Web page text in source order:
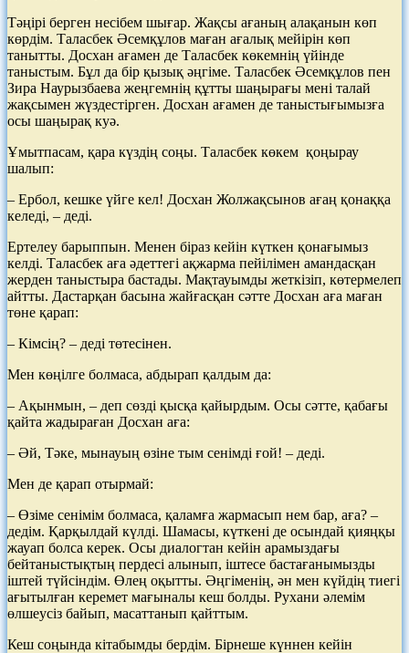
Тәңірі берген несібем шығар. Жақсы ағаның алақанын көп
көрдім. Таласбек Әсемқұлов маған ағалық мейірін көп
танытты. Досхан ағамен де Таласбек көкемнің үйінде
таныстым. Бұл да бір қызық әңгіме. Таласбек Әсемқұлов пен
Зира Наурызбаева жеңгемнің құтты шаңырағы мені талай
жақсымен жүздестірген. Досхан ағамен де таныстығымызға
осы шаңырақ куә.
Ұмытпасам, қара күздің соңы. Таласбек көкем қоңырау
шалып:
– Ербол, кешке үйге кел! Досхан Жолжақсынов ағаң қонаққа
келеді, – деді.
Ертелеу барыппын. Менен біраз кейін күткен қонағымыз
келді. Таласбек аға әдеттегі ақжарма пейілімен амандасқан
жерден таныстыра бастады. Мақтауымды жеткізіп, көтермелеп
айтты. Дастарқан басына жайғасқан сәтте Досхан аға маған
төне қарап:
– Кімсің? – деді төтесінен.
Мен көңілге болмаса, абдырап қалдым да:
– Ақынмын, – деп сөзді қысқа қайырдым. Осы сәтте, қабағы
қайта жадыраған Досхан аға:
– Әй, Тәке, мынауың өзіне тым сенімді ғой! – деді.
Мен де қарап отырмай:
– Өзіме сенімім болмаса, қаламға жармасып нем бар, аға? –
дедім. Қарқылдай күлді. Шамасы, күткені де осындай қияңқы
жауап болса керек. Осы диалогтан кейін арамыздағы
бейтаныстықтың пердесі алынып, іштесе бастағанымызды
іштей түйсіндім. Өлең оқытты. Әңгіменің, ән мен күйдің тиегі
ағытылған керемет мағыналы кеш болды. Рухани әлемім
өлшеусіз байып, масаттанып қайттым.
Кеш соңында кітабымды бердім. Бірнеше күннен кейін